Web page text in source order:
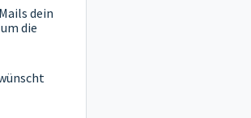
dein
die